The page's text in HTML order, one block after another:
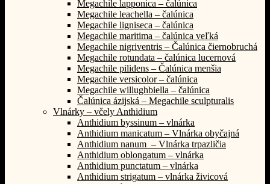
Megachile lapponica – čalúnica
Megachile leachella – čalúnica
Megachile ligniseca – čalúnica
Megachile maritima – čalúnica veľká
Megachile nigriventris – Čalúnica čiernobruchá
Megachile rotundata – čalúnica lucernová
Megachile pilidens – Čalúnica menšia
Megachile versicolor – čalúnica
Megachile willughbiella – čalúnica
Čalúnica ázijská – Megachile sculpturalis
Vlnárky – včely Anthidium
Anthidium byssinum – vlnárka
Anthidium manicatum – Vlnárka obyčajná
Anthidium nanum – Vlnárka trpazličia
Anthidium oblongatum – vlnárka
Anthidium punctatum – vlnárka
Anthidium strigatum – vlnárka živicová